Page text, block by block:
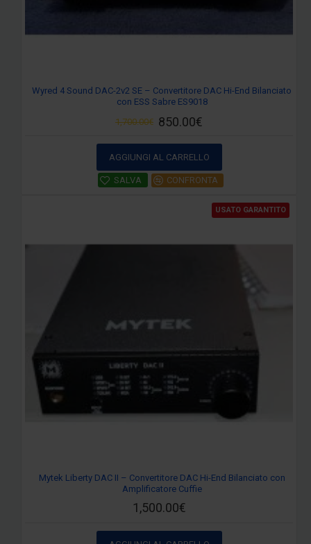
Wyred 4 Sound DAC-2v2 SE – Convertitore DAC Hi-End Bilanciato
con ESS Sabre ES9018
850.00€
1,700.00€
AGGIUNGI AL CARRELLO
SALVA CONFRONTA
USATO GARANTITO
Mytek Liberty DAC II – Convertitore DAC Hi-End Bilanciato con
Amplificatore Cuffie
1,500.00€